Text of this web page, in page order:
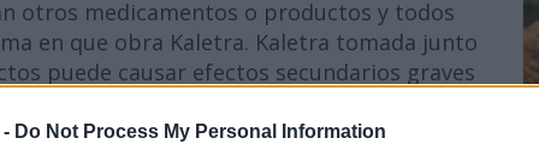
Do Not Process My Personal Information
otros medicamentos o productos y todos
en que obra Kaletra. Kaletra tomada junto
puede causar efectos secundarios graves